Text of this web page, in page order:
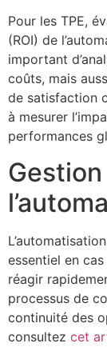
Pour les TPE,
(ROI) de
important
coûts, mais
de satisfaction
à mesurer
performances
essentiel en
réagir
processus de
continuité des
consultez cet